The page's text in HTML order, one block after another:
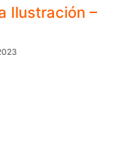
Ilustración –